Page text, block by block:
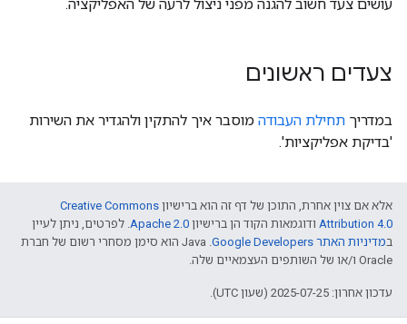
עושים צעד חשוב להגנה מפני ניצול לרעה של האפליקציה.
צעדים ראשונים
במדריך תחילת העבודה מוסבר איך להתקין ולהגדיר את השירות
'בדיקת אפליקציות'.
אלא אם צוין אחרת, התוכן של דף זה הוא ברישיון Creative Commons
Attribution 4.0 ודוגמאות הקוד הן ברישיון Apache 2.0. לפרטים, ניתן לעיין
במדיניות האתר Google Developers‏
.‏ Java הוא סימן מסחרי רשום של חברת
Oracle ו/או של השותפים העצמאיים שלה.
עדכון אחרון: 2025-07-25 (שעון UTC).